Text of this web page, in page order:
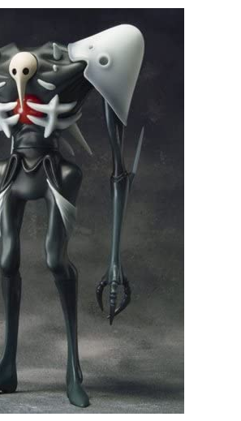
トレンド
イスの未来
て選べる
ヒント
ュニティ
分かる
サイト
合サイト